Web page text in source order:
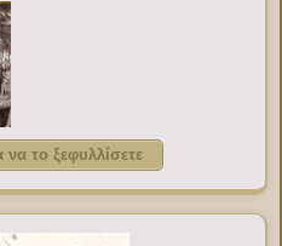
το ξεφυλλίσετε